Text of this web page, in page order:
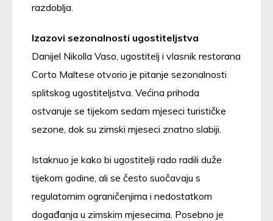
razdoblja.
Izazovi sezonalnosti ugostiteljstva
Danijel Nikolla Vaso, ugostitelj i vlasnik restorana
Corto Maltese otvorio je pitanje sezonalnosti
splitskog ugostiteljstva. Većina prihoda
ostvaruje se tijekom sedam mjeseci turističke
sezone, dok su zimski mjeseci znatno slabiji.
Istaknuo je kako bi ugostitelji rado radili duže
tijekom godine, ali se često suočavaju s
regulatornim ograničenjima i nedostatkom
događanja u zimskim mjesecima. Posebno je